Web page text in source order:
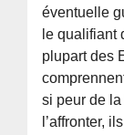
éventuelle
le qualifiant
plupart des
si peur de
l’affronter,